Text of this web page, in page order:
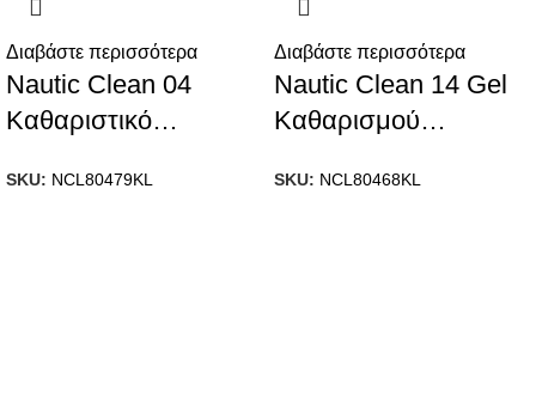
Διαβάστε περισσότερα
Nautic Clean 04
Καθαριστικό
750ml
SKU: NCL80479KL
Διαβάστε περισσότερα
Nautic Clean 14 Gel
Καθαρισμού
Ανοξείδωτα 500ml
SKU: NCL80468KL